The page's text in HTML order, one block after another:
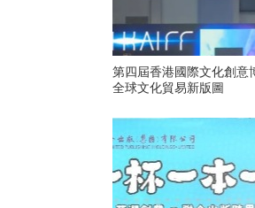
第四屆香港國際文化創意
全球文化貿易新版圖